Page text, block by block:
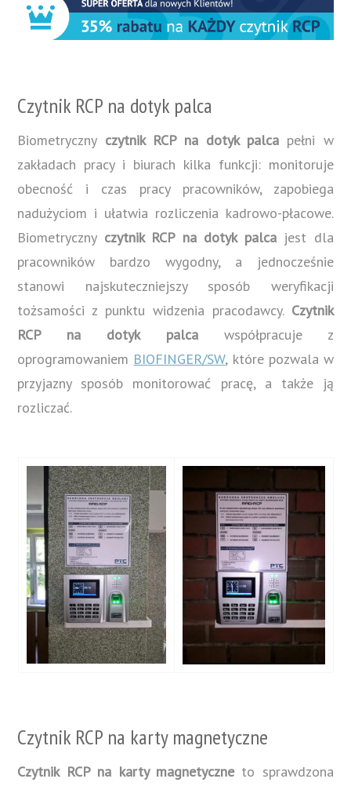
Czytnik RCP na dotyk palca
Biometryczny czytnik RCP na dotyk palca pełni w
zakładach pracy i biurach kilka funkcji: monitoruje
obecność i czas pracy pracowników, zapobiega
nadużyciom i ułatwia rozliczenia kadrowo-płacowe.
Biometryczny czytnik RCP na dotyk palcajest dla
pracowników bardzo wygodny, a jednocześnie
stanowi najskuteczniejszy sposób weryfikacji
tożsamości z punktu widzenia pracodawcy. Czytnik
RCP na dotyk palcawspółpracuje z
oprogramowaniem BIOFINGER/SW, które pozwala w
przyjazny sposób monitorować pracę, a także ją
rozliczać.
Czytnik RCP na karty magnetyczne
Czytnik RCP na karty magnetyczneto sprawdzona